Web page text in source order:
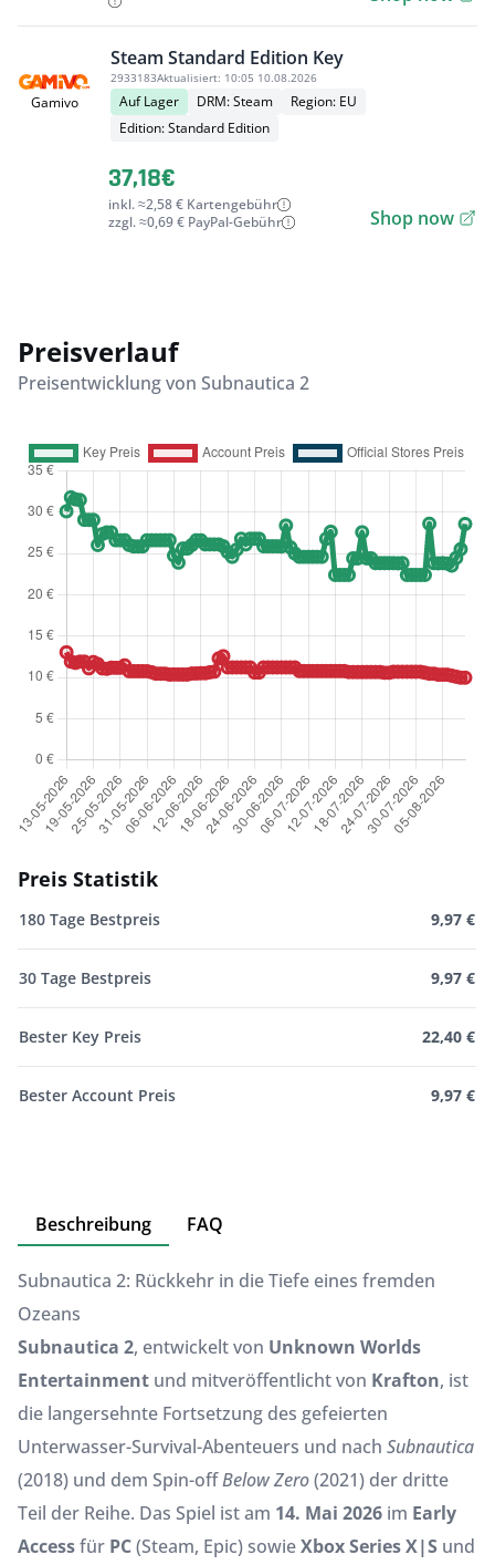
Gamivo
Steam Standard Edition Key
2933183Aktualisiert: 10:05 10.08.2026
Auf Lager DRM: Steam
Region: EU
Edition: Standard Edition
37,18€
inkl. ≈2,58 € Kartengebühr
zzgl. ≈0,69 € PayPal-Gebühr
Shop now
Preisverlauf
Preisentwicklung von Subnautica 2
Preis Statistik
180 Tage Bestpreis 9,97 €
30 Tage Bestpreis 9,97 €
Bester Key Preis 22,40 €
Bester Account Preis 9,97 €
Beschreibung FAQ
Subnautica 2: Rückkehr in die Tiefe eines fremden
Ozeans
Subnautica 2, entwickelt von Unknown Worlds
Entertainment und mitveröffentlicht von Krafton, ist
die langersehnte Fortsetzung des gefeierten
Unterwasser-Survival-Abenteuers und nach Subnautica
(2018) und dem Spin-offBelow Zero(2021) der dritte
Teil der Reihe. Das Spiel ist am 14. Mai 2026 im Early
Accessfür PC(Steam, Epic) sowieXbox Series X|S und